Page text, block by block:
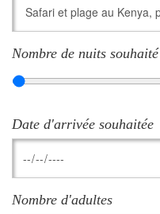
Nombre de nuits souhaité
Date d'arrivée souhaitée
Nombre d'adultes